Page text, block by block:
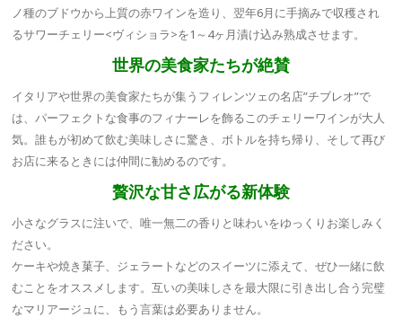
ノ種のブドウから上質の赤ワインを造り、翌年6月に手摘みで収穫され
るサワーチェリー<ヴィショラ>を1～4ヶ月漬け込み熟成させます。
世界の美食家たちが絶賛
イタリアや世界の美食家たちが集うフィレンツェの名店”チブレオ”で
は、パーフェクトな食事のフィナーレを飾るこのチェリーワインが大人
気。誰もが初めて飲む美味しさに驚き、ボトルを持ち帰り、そして再び
お店に来るときには仲間に勧めるのです。
贅沢な甘さ広がる新体験
小さなグラスに注いで、唯一無二の香りと味わいをゆっくりお楽しみく
ださい。
ケーキや焼き菓子、ジェラートなどのスイーツに添えて、ぜひ一緒に飲
むことをオススメします。互いの美味しさを最大限に引き出し合う完璧
なマリアージュに、もう言葉は必要ありません。